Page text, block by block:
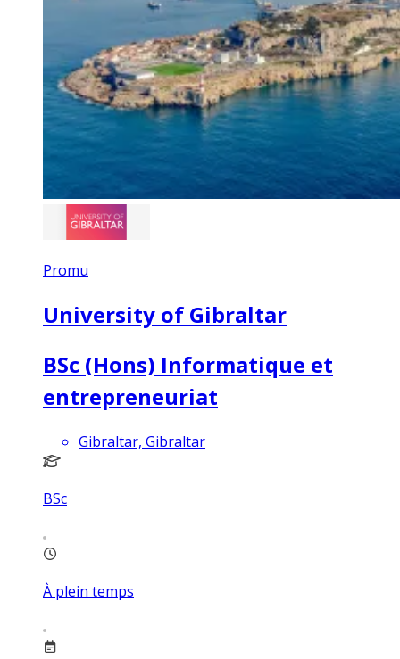
Promu
University of Gibraltar
BSc (Hons) Informatique et
entrepreneuriat
Gibraltar, Gibraltar
BSc
À plein temps